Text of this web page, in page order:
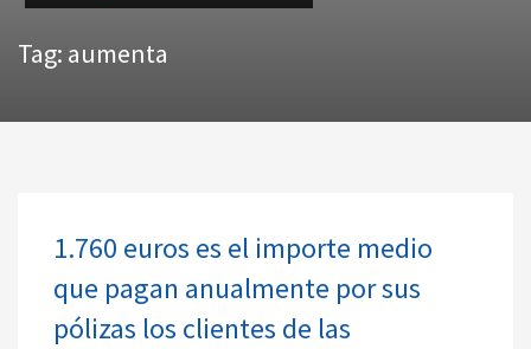
Tag: aumenta
1.760 euros es el importe medio
que pagan anualmente por sus
pólizas los clientes de las